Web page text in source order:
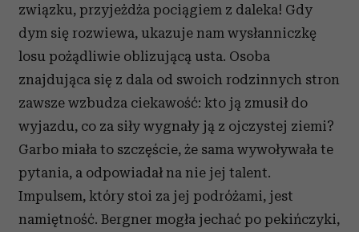
związku, przyjeżdża pociągiem z daleka! Gdy
dym się rozwiewa, ukazuje nam wysłanniczkę
losu pożądliwie oblizującą usta. Osoba
znajdująca się z dala od swoich rodzinnych stron
zawsze wzbudza ciekawość: kto ją zmusił do
wyjazdu, co za siły wygnały ją z ojczystej ziemi?
Garbo miała to szczęście, że sama wywoływała te
pytania, a odpowiadał na nie jej talent.
Impulsem, który stoi za jej podróżami, jest
namiętność. Bergner mogła jechać po pekińczyki,